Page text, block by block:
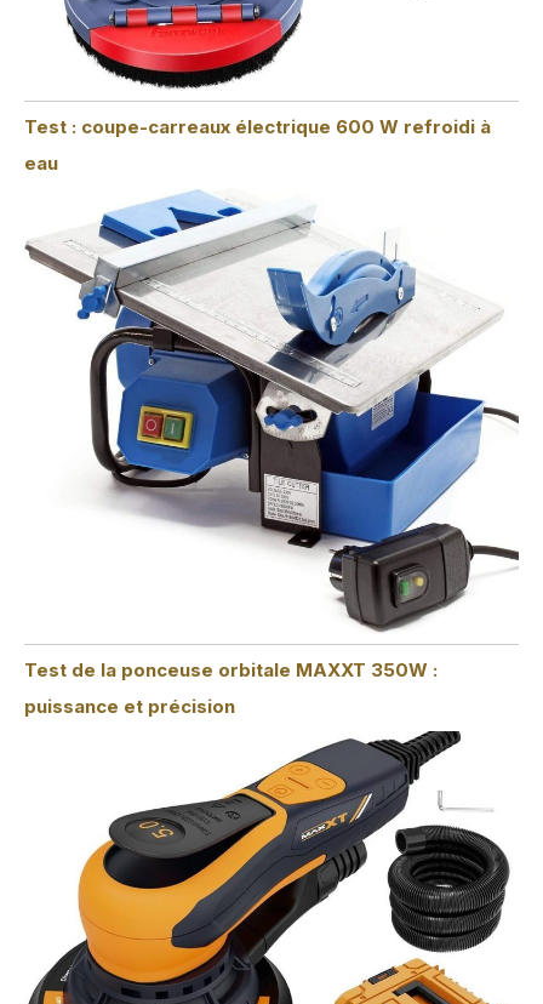
Test : coupe-carreaux électrique 600 W refroidi à
eau
Test de la ponceuse orbitale MAXXT 350W :
puissance et précision